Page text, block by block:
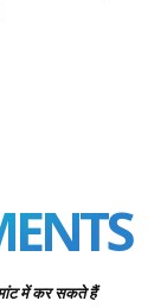
में कर सकते हैं